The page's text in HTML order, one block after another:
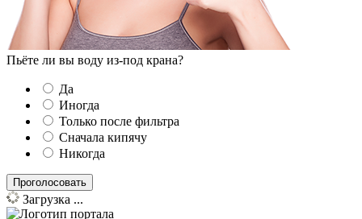
Пьёте ли вы воду из-под крана?
Да
Иногда
Только после фильтра
Сначала кипячу
Никогда
Загрузка ...